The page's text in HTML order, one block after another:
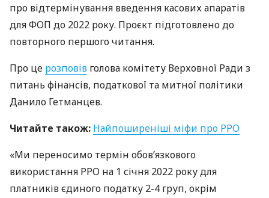
про відтермінування введення касових апаратів
дляФОП до 2022 року. Проєкт підготовлено до
повторного першого читання.
Про це розповів голова комітету Верховної Ради з
питань фінансів, податкової та митної політики
Данило Гетманцев.
Читайте також: Найпоширеніші міфи про РРО
«Ми переносимо термін обов’язкового
використання РРО на 1 січня 2022 року для
платників єдиного податку 2-4 груп, окрім